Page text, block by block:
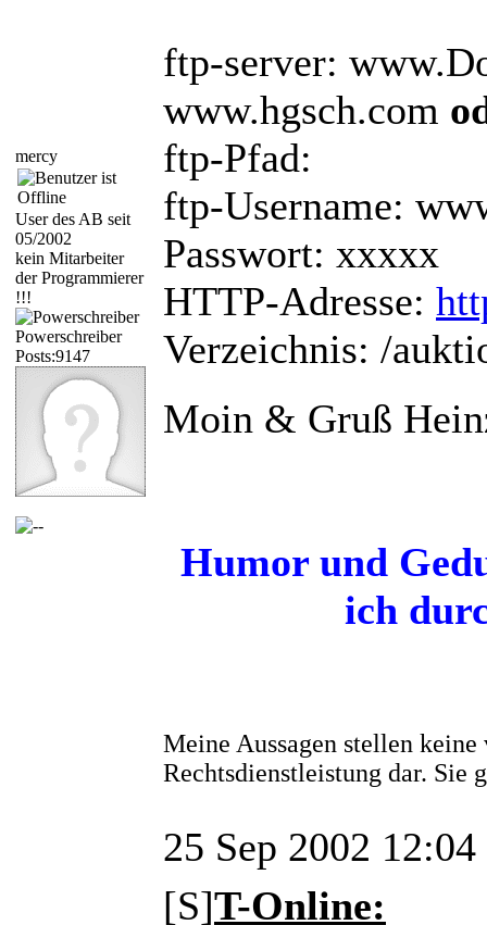
mercy
User des AB seit
05/2002
kein Mitarbeiter
der Programmierer
!!!
Powerschreiber
Posts:9147
ftp-server:
www.hgsch.com
ftp-Pfad:
ftp-Username:
Passwort: xxxxx
HTTP-Adresse:
Verzeichnis: /
Moin & Gruß
Humor und
ich
Meine Aussagen stellen
Rechtsdienstleistung dar. Sie
25 Sep 2002 12:04
[S]T-Online: